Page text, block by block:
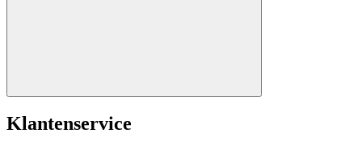
Klantenservice